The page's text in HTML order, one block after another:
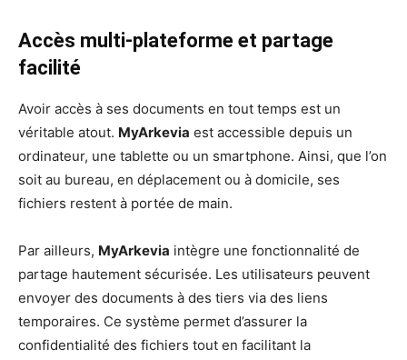
Accès multi-plateforme et partage
facilité
Avoir accès à ses documents en tout temps est un
véritable atout. MyArkevia est accessible depuis un
ordinateur, une tablette ou un smartphone. Ainsi, que l’on
soit au bureau, en déplacement ou à domicile, ses
fichiers restent à portée de main.
Par ailleurs, MyArkevia intègre une fonctionnalité de
partage hautement sécurisée. Les utilisateurs peuvent
envoyer des documents à des tiers via des liens
temporaires. Ce système permet d’assurer la
confidentialité des fichiers tout en facilitant la